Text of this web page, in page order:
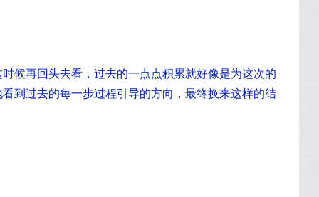
候再回头去看，过去的一点点积累就好像是为这次的
到过去的每一步过程引导的方向，最终换来这样的结